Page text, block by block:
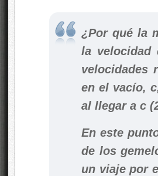
¿Por qué la
la velocidad
velocidades
en el vacío,
al llegar a c
En este
de los
un viaje por